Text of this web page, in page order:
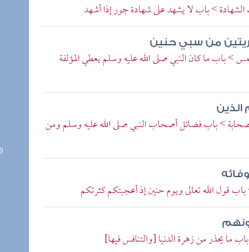
> باب لا يشهد على شهادة جور إذا أشهد
من سبي حنين
ما كان النبي صلى الله عليه وسلم يعطي المؤلفة
الذين
> باب فضائل أصحاب النبي صلى الله عليه وسلم ومن
قول الله تعالى ويوم حنين إذ أعجبتكم كثرتكم
يحذر من زهرة الدنيا [والتنافس فيها]